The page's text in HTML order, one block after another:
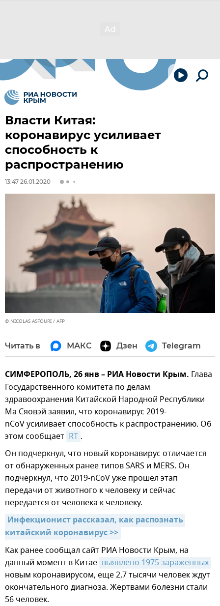
Власти Китая:
коронавирус усиливает
способность к
распространению
13:47 26.01.2020
© NICOLAS ASFOURI / AFP
Читать в МАКС Дзен Telegram
СИМФЕРОПОЛЬ, 26 янв – РИА Новости Крым. Глава
Государственного комитета по делам
здравоохранения Китайской Народной Республики
Ма Сяовэй заявил, что коронавирус 2019-
nCoV усиливает способность к распространению. Об
этом сообщает RT .
Он подчеркнул, что новый коронавирус отличается
от обнаруженных ранее типов SARS и MERS. Он
подчеркнул, что 2019-nCoV уже прошел этап
передачи от животного к человеку и сейчас
передается от человека к человеку.
Инфекционист рассказал, как распознать
китайский коронавирус >>
Как ранее сообщал сайт РИА Новости Крым, на
данный момент в Китае выявлено 1975 зараженных
новым коронавирусом, еще 2,7 тысячи человек ждут
окончательного диагноза. Жертвами болезни стали
56 человек.